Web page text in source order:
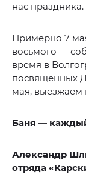
нас праздника.
Примерно 7
восьмого —
время в
посвященных
мая, выезжаем
Баня —
Александр
отряда